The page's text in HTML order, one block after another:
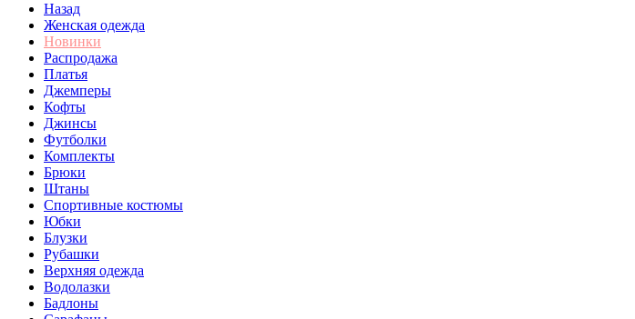
Назад
Женская одежда
Новинки
Распродажа
Платья
Джемперы
Кофты
Джинсы
Футболки
Комплекты
Брюки
Штаны
Спортивные костюмы
Юбки
Блузки
Рубашки
Верхняя одежда
Водолазки
Бадлоны